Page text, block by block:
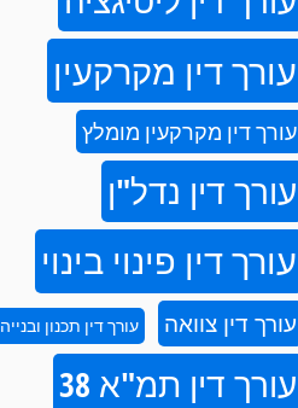
עורך דין מקרקעין
עורך דין מקרקעין מומלץ
עורך דין נדל"ן
עורך דין פינוי בינוי
עורך דין צוואה עורך דין תכנון ובנייה
עורך דין תמ"א 38